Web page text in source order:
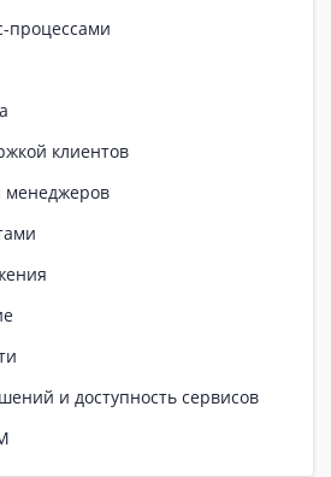
процессами
клиентов
менеджеров
и доступность сервисов